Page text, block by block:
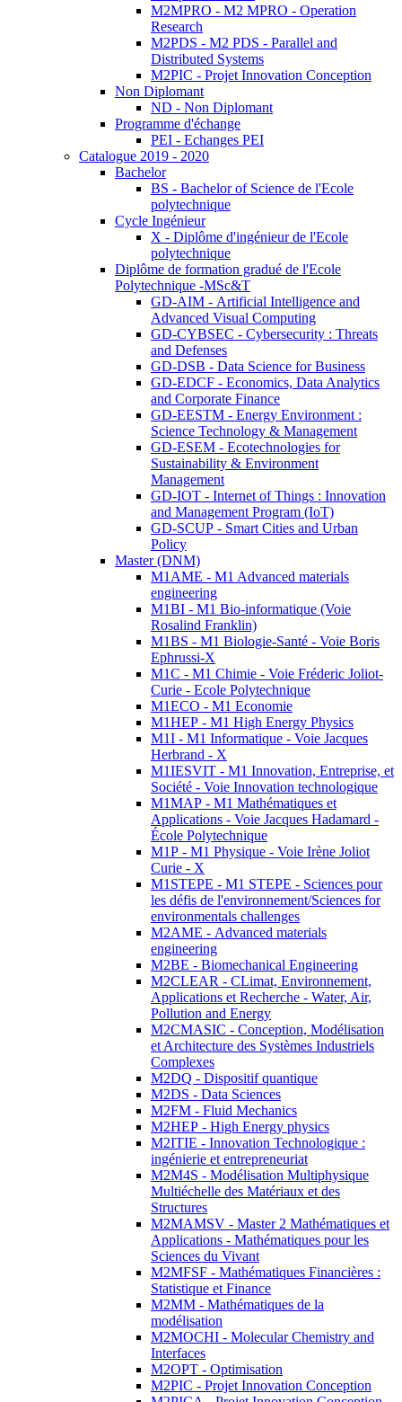
M2MPRO - M2 MPRO - Operation
Research
M2PDS - M2 PDS - Parallel and
Distributed Systems
M2PIC - Projet Innovation Conception
Non Diplomant
ND - Non Diplomant
Programme d'échange
PEI - Echanges PEI
Catalogue 2019 - 2020
Bachelor
BS - Bachelor of Science de l'Ecole
polytechnique
Cycle Ingénieur
X - Diplôme d'ingénieur de l'Ecole
polytechnique
Diplôme de formation gradué de l'Ecole
Polytechnique -MSc&T
GD-AIM - Artificial Intelligence and
Advanced Visual Computing
GD-CYBSEC - Cybersecurity : Threats
and Defenses
GD-DSB - Data Science for Business
GD-EDCF - Economics, Data Analytics
and Corporate Finance
GD-EESTM - Energy Environment :
Science Technology & Management
GD-ESEM - Ecotechnologies for
Sustainability & Environment
Management
GD-IOT - Internet of Things : Innovation
and Management Program (IoT)
GD-SCUP - Smart Cities and Urban
Policy
Master (DNM)
M1AME - M1 Advanced materials
engineering
M1BI - M1 Bio-informatique (Voie
Rosalind Franklin)
M1BS - M1 Biologie-Santé - Voie Boris
Ephrussi-X
M1C - M1 Chimie - Voie Fréderic Joliot-
Curie - Ecole Polytechnique
M1ECO - M1 Economie
M1HEP - M1 High Energy Physics
M1I - M1 Informatique - Voie Jacques
Herbrand - X
M1IESVIT - M1 Innovation, Entreprise, et
Société - Voie Innovation technologique
M1MAP - M1 Mathématiques et
Applications - Voie Jacques Hadamard -
École Polytechnique
M1P - M1 Physique - Voie Irène Joliot
Curie - X
M1STEPE - M1 STEPE - Sciences pour
les défis de l'environnement/Sciences for
environmentals challenges
M2AME - Advanced materials
engineering
M2BE - Biomechanical Engineering
M2CLEAR - CLimat, Environnement,
Applications et Recherche - Water, Air,
Pollution and Energy
M2CMASIC - Conception, Modélisation
et Architecture des Systèmes Industriels
Complexes
M2DQ - Dispositif quantique
M2DS - Data Sciences
M2FM - Fluid Mechanics
M2HEP - High Energy physics
M2ITIE - Innovation Technologique :
ingénierie et entrepreneuriat
M2M4S - Modélisation Multiphysique
Multiéchelle des Matériaux et des
Structures
M2MAMSV - Master 2 Mathématiques et
Applications - Mathématiques pour les
Sciences du Vivant
M2MFSF - Mathématiques Financières :
Statistique et Finance
M2MM - Mathématiques de la
modélisation
M2MOCHI - Molecular Chemistry and
Interfaces
M2OPT - Optimisation
M2PIC - Projet Innovation Conception